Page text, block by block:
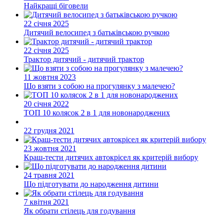
Найкращі біговели
22 січня 2025
Дитячий велосипед з батьківською ручкою
22 січня 2025
Трактор дитячий - дитячий трактор
11 жовтня 2023
Що взяти з собою на прогулянку з малечею?
20 січня 2022
ТОП 10 колясок 2 в 1 для новонароджених
22 грудня 2021
23 жовтня 2021
Краш-тести дитячих автокрісел як критерій вибору
24 травня 2021
Що підготувати до народження дитини
7 квітня 2021
Як обрати стілець для годування